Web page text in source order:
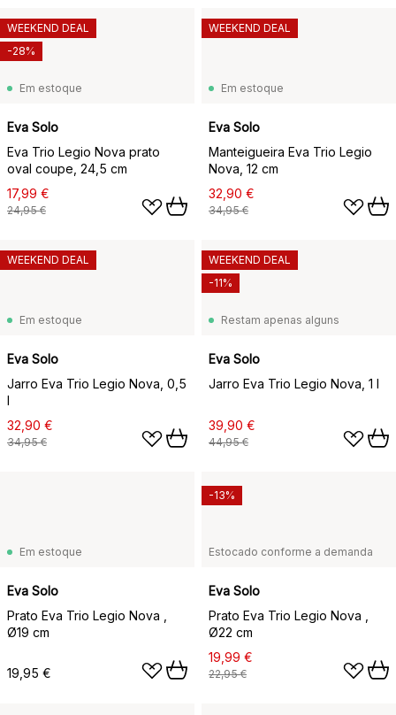
Em estoque
Eva Solo
Eva Trio Legio Nova prato
oval coupe, 24,5 cm
17,99 €
24,95 €
WEEKEND DEAL
-28%
Em estoque
Eva Solo
Manteigueira Eva Trio Legio
Nova, 12 cm
32,90 €
34,95 €
WEEKEND DEAL
Em estoque
Eva Solo
Jarro Eva Trio Legio Nova, 0,5
l
32,90 €
34,95 €
WEEKEND DEAL
Restam apenas alguns
Eva Solo
Jarro Eva Trio Legio Nova, 1 l
39,90 €
44,95 €
WEEKEND DEAL
-11%
Em estoque
Eva Solo
Prato Eva Trio Legio Nova ,
Ø19 cm
19,95 €
Estocado conforme a demanda
Eva Solo
Prato Eva Trio Legio Nova ,
Ø22 cm
19,99 €
22,95 €
-13%